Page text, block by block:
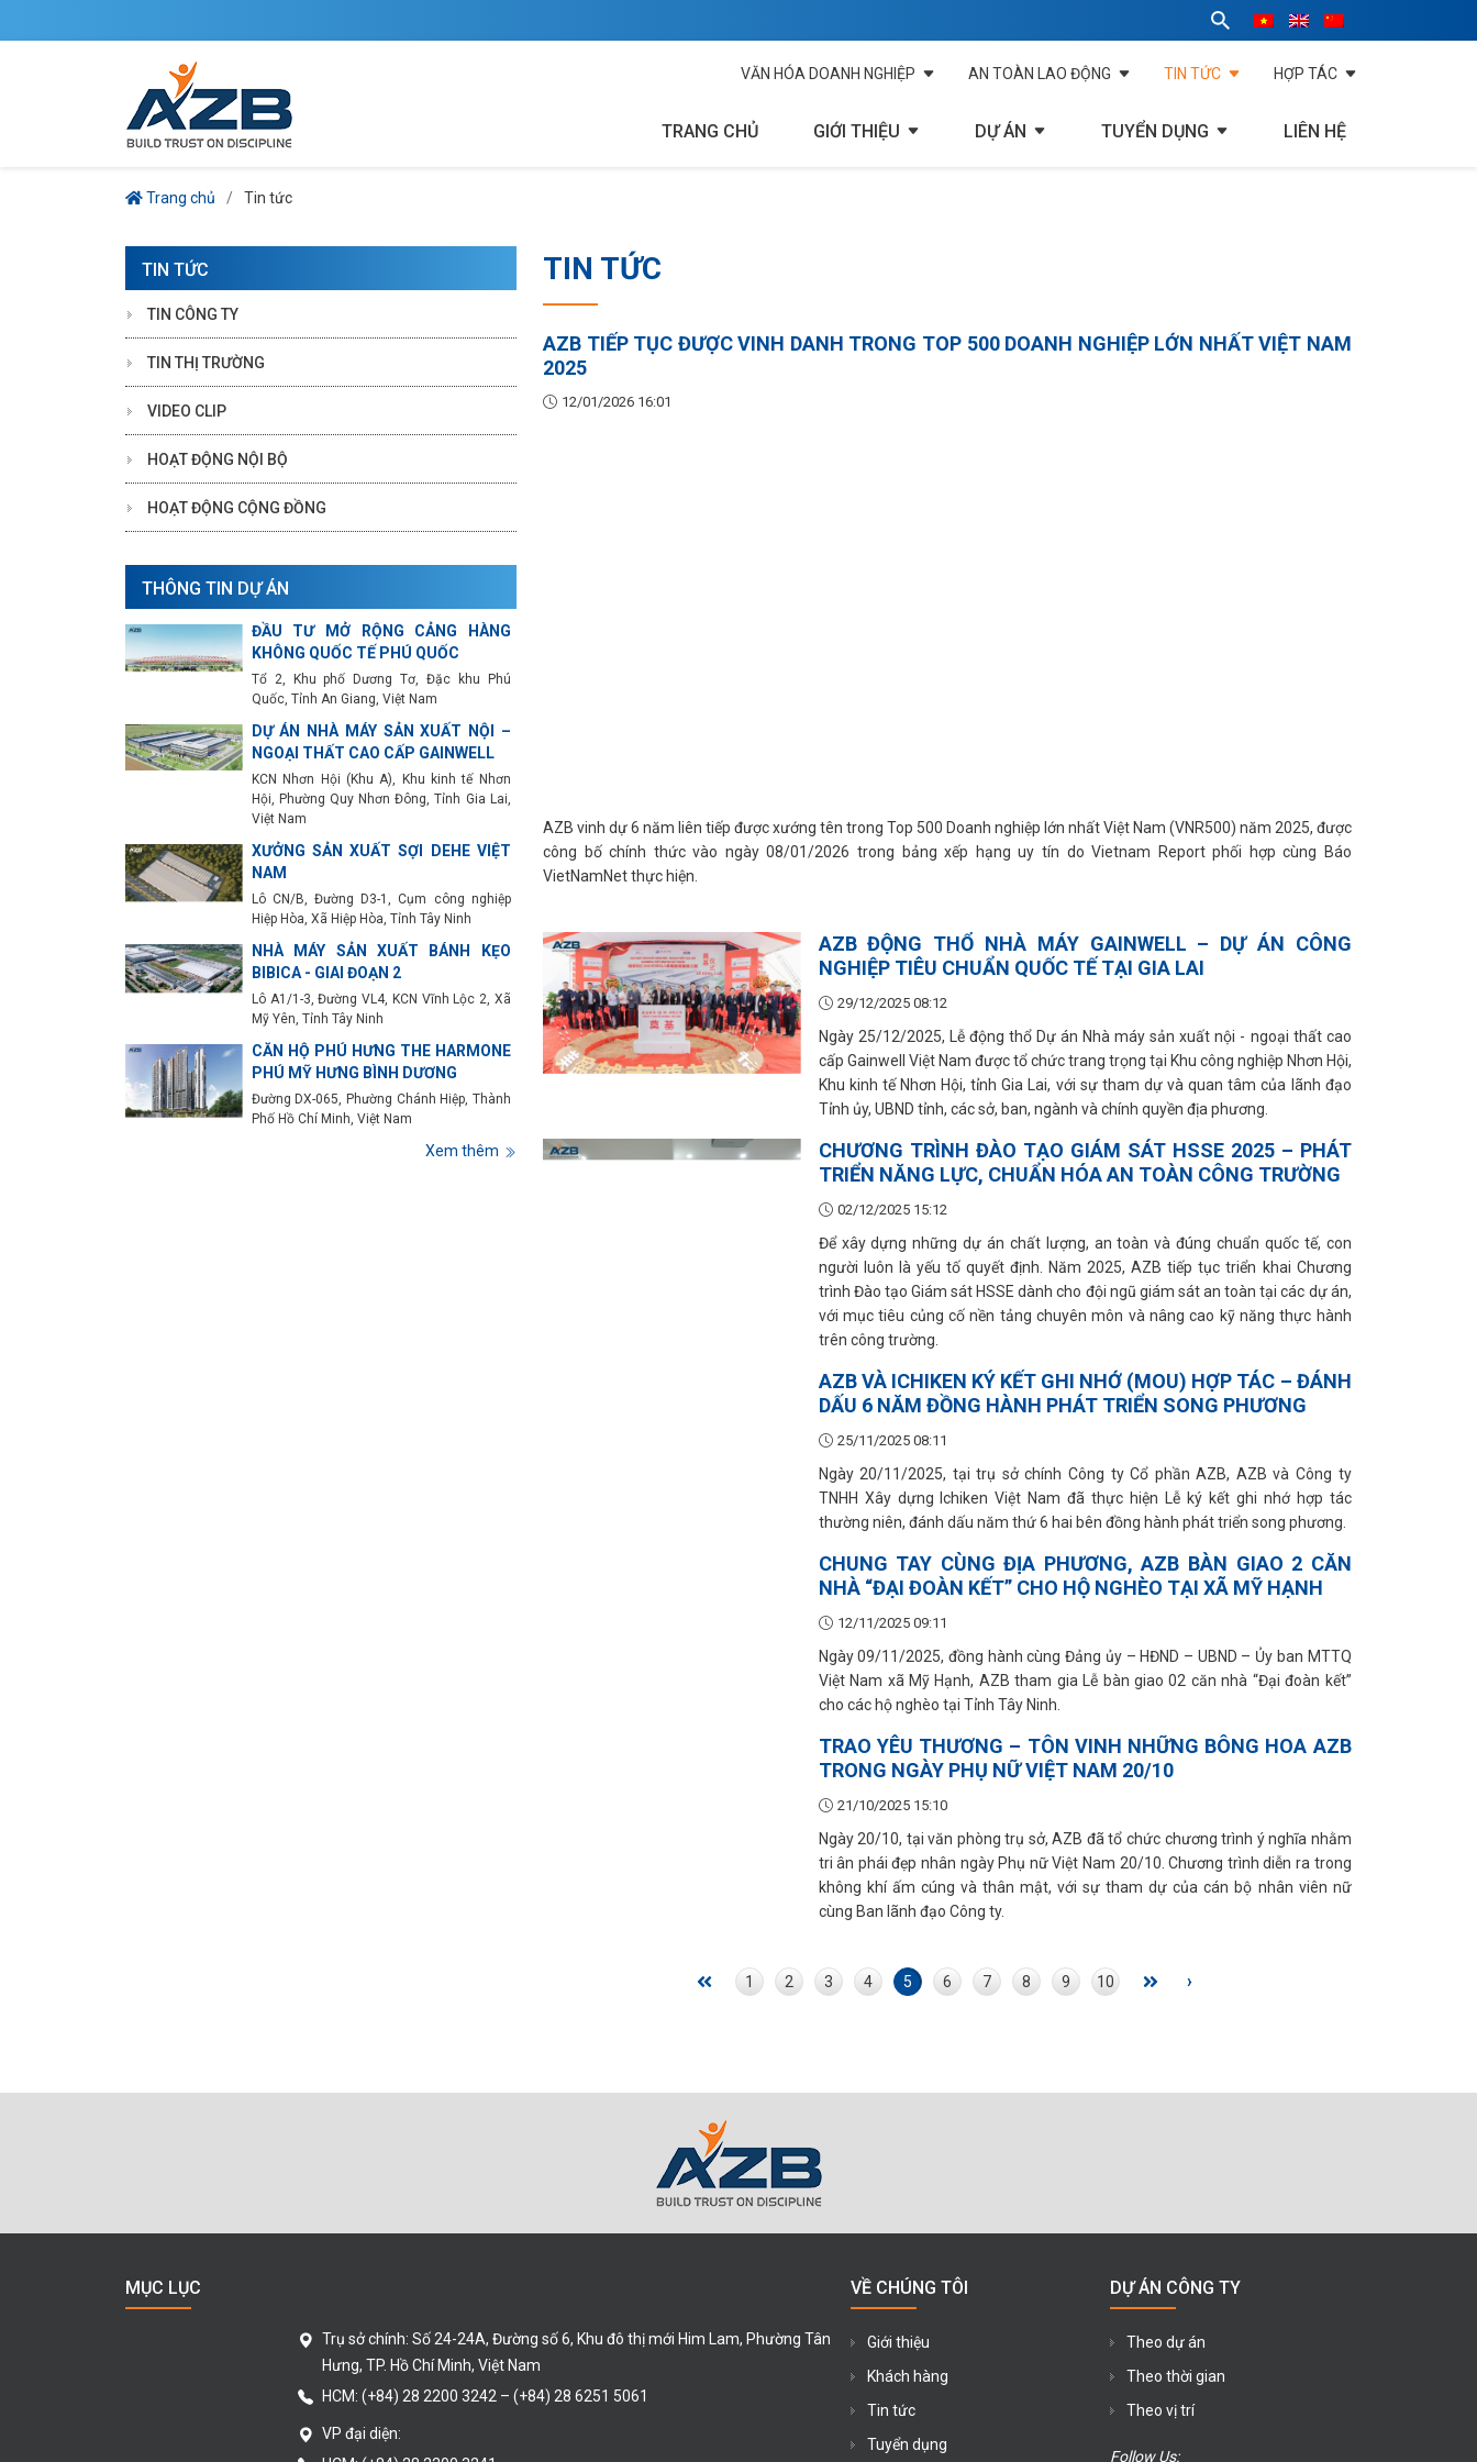
VĂN HÓA DOANH NGHIỆP AN TOÀN LAO ĐỘNG TIN TỨC HỢP TÁC
TRANG CHỦ GIỚI THIỆU DỰ ÁN TUYỂN DỤNG LIÊN HỆ
Trang chủ Tin tức
TIN TỨC
AZB TIẾP TỤC ĐƯỢC VINH DANH TRONG TOP 500 DOANH NGHIỆP LỚN NHẤT VIỆT NAM
2025
12/01/2026 16:01
AZB vinh dự 6 năm liên tiếp được xướng tên trong Top 500 Doanh nghiệp lớn nhất Việt Nam (VNR500) năm 2025, được
công bố chính thức vào ngày 08/01/2026 trong bảng xếp hạng uy tín do Vietnam Report phối hợp cùng Báo
VietNamNet thực hiện.
AZB ĐỘNG THỔ NHÀ MÁY GAINWELL – DỰ ÁN CÔNG
NGHIỆP TIÊU CHUẨN QUỐC TẾ TẠI GIA LAI
29/12/2025 08:12
Ngày 25/12/2025, Lễ động thổ Dự án Nhà máy sản xuất nội - ngoại thất cao
cấp Gainwell Việt Nam được tổ chức trang trọng tại Khu công nghiệp Nhơn Hội,
Khu kinh tế Nhơn Hội, tỉnh Gia Lai, với sự tham dự và quan tâm của lãnh đạo
Tỉnh ủy, UBND tỉnh, các sở, ban, ngành và chính quyền địa phương.
CHƯƠNG TRÌNH ĐÀO TẠO GIÁM SÁT HSSE 2025 – PHÁT
TRIỂN NĂNG LỰC, CHUẨN HÓA AN TOÀN CÔNG TRƯỜNG
02/12/2025 15:12
Để xây dựng những dự án chất lượng, an toàn và đúng chuẩn quốc tế, con
người luôn là yếu tố quyết định. Năm 2025, AZB tiếp tục triển khai Chương
trình Đào tạo Giám sát HSSE dành cho đội ngũ giám sát an toàn tại các dự án,
với mục tiêu củng cố nền tảng chuyên môn và nâng cao kỹ năng thực hành
trên công trường.
AZB VÀ ICHIKEN KÝ KẾT GHI NHỚ (MOU) HỢP TÁC – ĐÁNH
DẤU 6 NĂM ĐỒNG HÀNH PHÁT TRIỂN SONG PHƯƠNG
25/11/2025 08:11
Ngày 20/11/2025, tại trụ sở chính Công ty Cổ phần AZB, AZB và Công ty
TNHH Xây dựng Ichiken Việt Nam đã thực hiện Lễ ký kết ghi nhớ hợp tác
thường niên, đánh dấu năm thứ 6 hai bên đồng hành phát triển song phương.
CHUNG TAY CÙNG ĐỊA PHƯƠNG, AZB BÀN GIAO 2 CĂN
NHÀ “ĐẠI ĐOÀN KẾT” CHO HỘ NGHÈO TẠI XÃ MỸ HẠNH
12/11/2025 09:11
Ngày 09/11/2025, đồng hành cùng Đảng ủy – HĐND – UBND – Ủy ban MTTQ
Việt Nam xã Mỹ Hạnh, AZB tham gia Lễ bàn giao 02 căn nhà “Đại đoàn kết”
cho các hộ nghèo tại Tỉnh Tây Ninh.
TRAO YÊU THƯƠNG – TÔN VINH NHỮNG BÔNG HOA AZB
TRONG NGÀY PHỤ NỮ VIỆT NAM 20/10
21/10/2025 15:10
Ngày 20/10, tại văn phòng trụ sở, AZB đã tổ chức chương trình ý nghĩa nhằm
tri ân phái đẹp nhân ngày Phụ nữ Việt Nam 20/10. Chương trình diễn ra trong
không khí ấm cúng và thân mật, với sự tham dự của cán bộ nhân viên nữ
cùng Ban lãnh đạo Công ty.
1 2 3 4 5 6 7 8 9 10 ›
TIN TỨC
TIN CÔNG TY
TIN THỊ TRƯỜNG
VIDEO CLIP
HOẠT ĐỘNG NỘI BỘ
HOẠT ĐỘNG CỘNG ĐỒNG
THÔNG TIN DỰ ÁN
ĐẦU TƯ MỞ RỘNG CẢNG HÀNG
KHÔNG QUỐC TẾ PHÚ QUỐC
Tổ 2, Khu phố Dương Tơ, Đặc khu Phú
Quốc, Tỉnh An Giang, Việt Nam
DỰ ÁN NHÀ MÁY SẢN XUẤT NỘI –
NGOẠI THẤT CAO CẤP GAINWELL
KCN Nhơn Hội (Khu A), Khu kinh tế Nhơn
Hội, Phường Quy Nhơn Đông, Tỉnh Gia Lai,
Việt Nam
XƯỞNG SẢN XUẤT SỢI DEHE VIỆT
NAM
Lô CN/B, Đường D3-1, Cụm công nghiệp
Hiệp Hòa, Xã Hiệp Hòa, Tỉnh Tây Ninh
NHÀ MÁY SẢN XUẤT BÁNH KẸO
BIBICA - GIAI ĐOẠN 2
Lô A1/1-3, Đường VL4, KCN Vĩnh Lộc 2, Xã
Mỹ Yên, Tỉnh Tây Ninh
CĂN HỘ PHÚ HƯNG THE HARMONE
PHÚ MỸ HƯNG BÌNH DƯƠNG
Đường DX-065, Phường Chánh Hiệp, Thành
Phố Hồ Chí Minh, Việt Nam
Xem thêm
MỤC LỤC
Trụ sở chính: Số 24-24A, Đường số 6, Khu đô thị mới Him Lam, Phường Tân
Hưng, TP. Hồ Chí Minh, Việt Nam
HCM: (+84) 28 2200 3242 – (+84) 28 6251 5061
VP đại diện:
VỀ CHÚNG TÔI
Giới thiệu
Khách hàng
Tin tức
Tuyển dụng
DỰ ÁN CÔNG TY
Theo dự án
Theo thời gian
Theo vị trí
Follow Us: